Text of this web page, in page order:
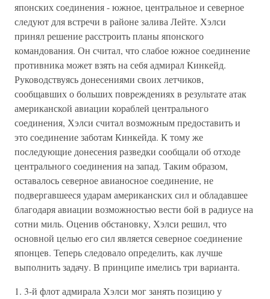
японских соединения - южное, центральное и северное
следуют для встречи в районе залива Лейте. Хэлси
принял решение расстроить планы японского
командования. Он считал, что слабое южное соединение
противника может взять на себя адмирал Кинкейд.
Руководствуясь донесениями своих летчиков,
сообщавших о больших повреждениях в результате атак
американской авиации кораблей центрального
соединения, Хэлси считал возможным предоставить и
это соединение заботам Кинкейда. К тому же
последующие донесения разведки сообщали об отходе
центрального соединения на запад. Таким образом,
оставалось северное авианосное соединение, не
подвергавшееся ударам американских сил и обладавшее
благодаря авиации возможностью вести бой в радиусе на
сотни миль. Оценив обстановку, Хэлси решил, что
основной целью его сил является северное соединение
японцев. Теперь следовало определить, как лучше
выполнить задачу. В принципе имелись три варианта.
1. 3-й флот адмирала Хэлси мог занять позицию у